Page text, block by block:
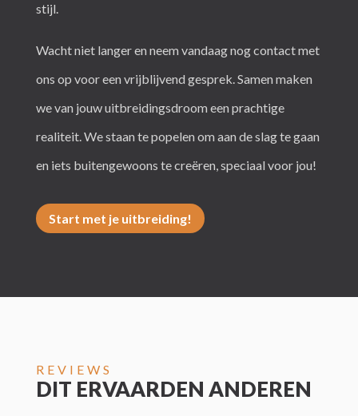
stijl.
Wacht niet langer en neem vandaag nog contact met
ons op voor een vrijblijvend gesprek. Samen maken
we van jouw uitbreidingsdroom een prachtige
realiteit. We staan te popelen om aan de slag te gaan
en iets buitengewoons te creëren, speciaal voor jou!
Start met je uitbreiding!
REVIEWS
DIT ERVAARDEN ANDEREN